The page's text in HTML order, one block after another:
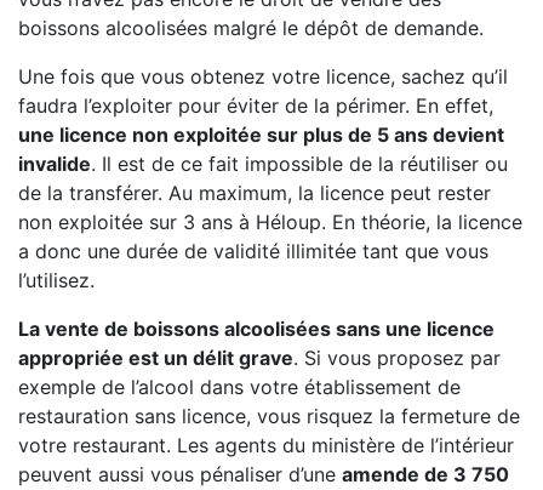
boissons alcoolisées malgré le dépôt de demande.
Une fois que vous obtenez votre licence, sachez qu’il
faudra l’exploiter pour éviter de la périmer. En effet,
une licence non exploitée sur plus de 5 ans devient
invalide. Il est de ce fait impossible de la réutiliser ou
de la transférer. Au maximum, la licence peut rester
non exploitée sur 3 ans à Héloup. En théorie, la licence
a donc une durée de validité illimitée tant que vous
l’utilisez.
La vente de boissons alcoolisées sans une licence
appropriée est un délit grave. Si vous proposez par
exemple de l’alcool dans votre établissement de
restauration sans licence, vous risquez la fermeture de
votre restaurant. Les agents du ministère de l’intérieur
peuvent aussi vous pénaliser d’une amende de 3 750